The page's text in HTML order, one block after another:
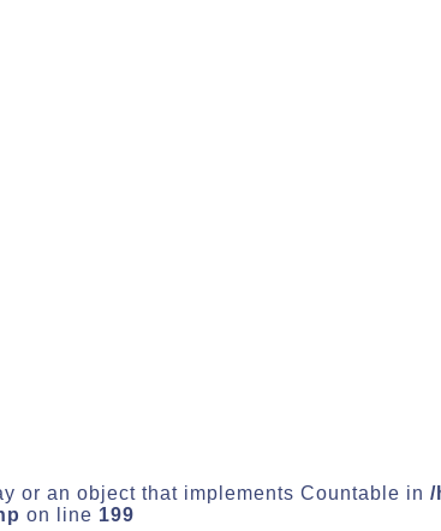
or an object that implements Countable in /
on line 199